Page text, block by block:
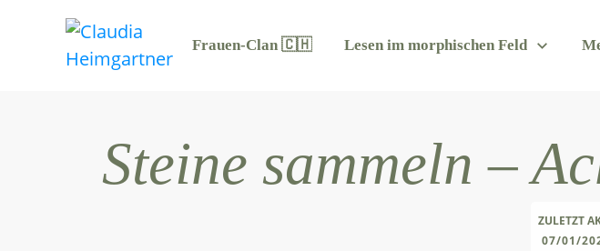
Frauen-Clan 🇨🇭 Lesen im morphischen Feld
Steine sammeln –
ZULETZT
07/01/